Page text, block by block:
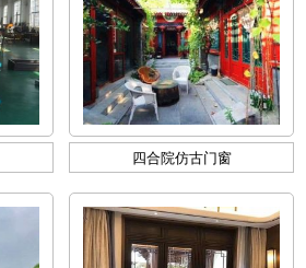
四合院仿古门窗